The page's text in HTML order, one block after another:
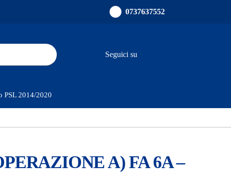
0737637552
Seguici su
PSL 2014/2020
A) FA 6A –